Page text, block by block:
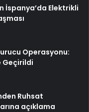
İspanya’da Elektrikli
Operasyonu:
Geçirildi
Ruhsat
açıklama